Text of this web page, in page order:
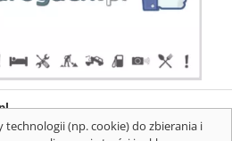
Informacje o cookies
technologii (np. cookie) do zbierania i